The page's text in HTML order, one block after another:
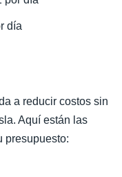
día
a reducir costos sin
Aquí están las
presupuesto: